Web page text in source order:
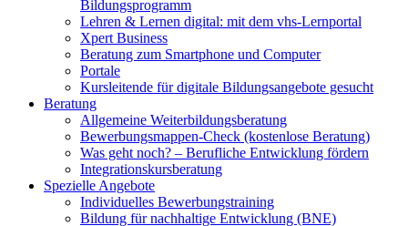
Bildungsprogramm
Lehren & Lernen digital: mit dem vhs-Lernportal
Xpert Business
Beratung zum Smartphone und Computer
Portale
Kursleitende für digitale Bildungsangebote gesucht
Beratung
Allgemeine Weiterbildungsberatung
Bewerbungsmappen-Check (kostenlose Beratung)
Was geht noch? – Berufliche Entwicklung fördern
Integrationskursberatung
Spezielle Angebote
Individuelles Bewerbungstraining
Bildung für nachhaltige Entwicklung (BNE)